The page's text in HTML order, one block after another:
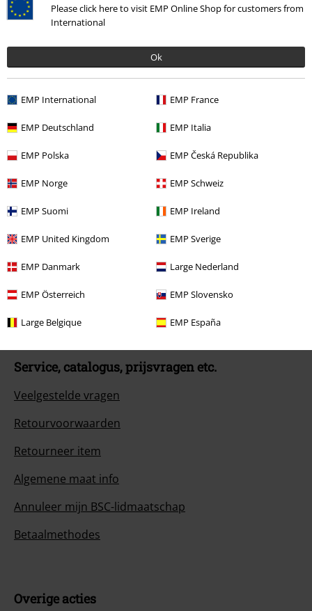
Please click here to visit EMP Online Shop for customers from
International
Ok
EMP International EMP France
EMP Deutschland EMP Italia
EMP Polska EMP Česká Republika
EMP Norge EMP Schweiz
EMP Suomi EMP Ireland
EMP United Kingdom EMP Sverige
EMP Danmark Large Nederland
EMP Österreich EMP Slovensko
Large Belgique EMP España
Hier kan ik me afmelden voor de nieuwsbrief.
Aanmelden
*Geldig voor 4 weken. Alleen online inwisselbaar. Kan niet worden
de code wordt de korting automatisch verrekend in je winkelmandje. Niet
Die Ärzte, Die Toten Hosen, Feine Sahne Fischfilet, Broilers, Böhse
Onze klantenservice staat voor je klaar
Je kunt ons morgen bereiken van 09:00 uur s morgens tot {1} uur s
Begin chat
Service, catalogus, prijsvragen etc.
Veelgestelde vragen
Retourvoorwaarden
Retourneer item
Algemene maat info
Annuleer mijn BSC-lidmaatschap
Betaalmethodes
Overige acties